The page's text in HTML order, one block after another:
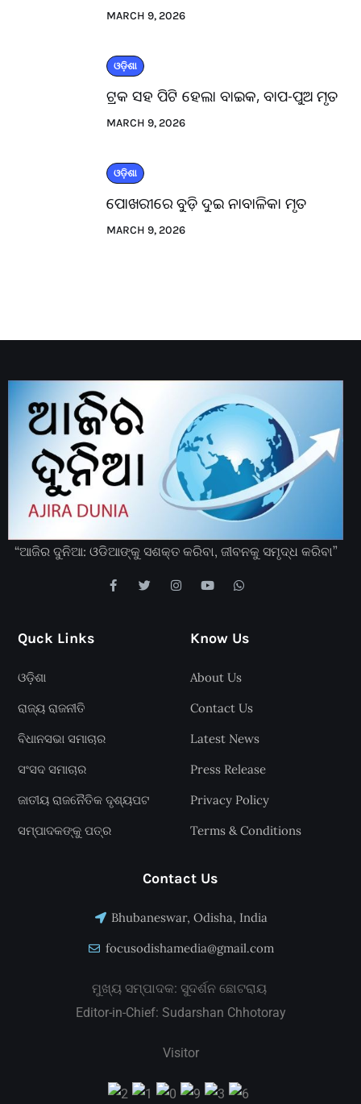
MARCH 9, 2026
ଓଡ଼ିଶା
ଟ୍ରକ ସହ ପିଟି ହେଲା ବାଇକ, ବାପ-ପୁଅ ମୃତ
MARCH 9, 2026
ଓଡ଼ିଶା
ପୋଖରୀରେ ବୁଡ଼ି ଦୁଇ ନାବାଳିକା ମୃତ
MARCH 9, 2026
“ଆଜିର ଦୁନିଆ: ଓଡିଆଙ୍କୁ ସଶକ୍ତ କରିବା, ଜୀବନକୁ ସମୃଦ୍ଧ କରିବା”
Quck Links
ଓଡ଼ିଶା
ରାଜ୍ୟ ରାଜନୀତି
ବିଧାନସଭା ସମାଚାର
ସଂସଦ ସମାଚାର
ଜାତୀୟ ରାଜନୈତିକ ଦୃଶ୍ୟପଟ
ସମ୍ପାଦକଙ୍କୁ ପତ୍ର
Know Us
About Us
Contact Us
Latest News
Press Release
Privacy Policy
Terms & Conditions
Contact Us
Bhubaneswar, Odisha, India
focusodishamedia@gmail.com
ମୁଖ୍ୟ ସମ୍ପାଦକ: ସୁଦର୍ଶନ ଛୋଟରାୟ
Editor-in-Chief: Sudarshan Chhotoray
Visitor